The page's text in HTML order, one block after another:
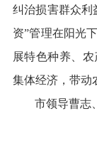
纠治损害群众利
资”管理在阳光
展特色种养、
集体经济，带动
市领导曹志